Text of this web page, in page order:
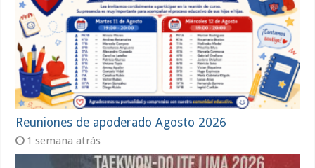
Reuniones de apoderado Agosto 2026
1 semana atrás